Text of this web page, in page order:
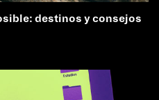
destinos y consejos